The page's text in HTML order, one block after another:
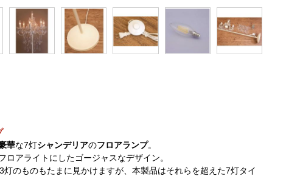
華な7灯シャンデリアのフロアランプ。
アライトにしたゴージャスなデザイン。
のものもたまに見かけますが、本製品はそれらを超えた7灯タイ